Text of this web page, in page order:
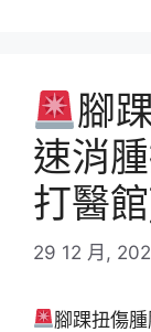
腳
速消
打醫
29 12 月,
腳踝扭傷腫